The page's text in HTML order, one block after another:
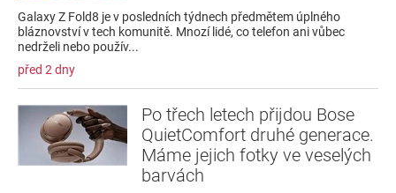
Galaxy Z Fold8 je v posledních týdnech předmětem úplného
bláznovství v tech komunitě. Mnozí lidé, co telefon ani vůbec
nedrželi nebo použív...
před 2 dny
Po třech letech přijdou Bose
QuietComfort druhé generace.
Máme jejich fotky ve veselých
barvách